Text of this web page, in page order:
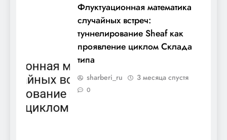
Флуктуационная математика
случайных встреч:
туннелирование Sheaf как
проявление циклом Склада
типа
sharberi_ru 3 месяца спустя
0